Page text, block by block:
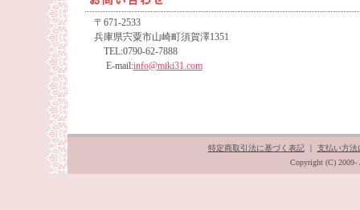
〒671-2533
兵庫県宍粟市山崎町須賀澤1351
TEL:0790-62-7888
E-mail:info@miki31.com
特定商取引法に基づく表記
支払い方法
Copyright (C) 2009-